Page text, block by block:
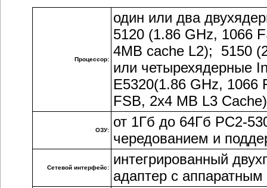
Процессор:
один или два
5120 (1.86 GHz, 1066
4MB cache L2); 5150
или четырехядерные
E5320(1.86 GHz, 1066
FSB, 2x4 MB L3
ОЗУ:
от 1Гб до 64Гб PC2-
чередованием и
Сетевой интерфейс:
интегрированный
адаптер с